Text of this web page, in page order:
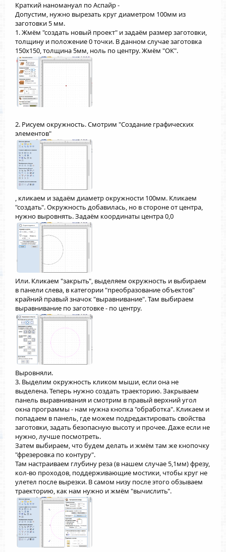
Краткий наномануал по Аспайр -
Допустим, нужно вырезать круг диаметром 100мм из
заготовки 5 мм.
1. Жмём "создать новый проект" и задаём размер заготовки,
толщину и положение 0 точки. В данном случае заготовка
150х150, толщина 5мм, ноль по центру. Жмём "ОК".
2. Рисуем окружность. Смотрим "Создание графических
элементов"
, кликаем и задаём диаметр окружности 100мм. Кликаем
"создать". Окружность добавилась, но в стороне от центра,
нужно выровнять. Задаём координаты центра 0,0
Или. Кликаем "закрыть", выделяем окружность и выбираем
в панели слева, в категории "преобразование объектов"
крайний правый значок "выравнивание". Там выбираем
выравнивание по заготовке - по центру.
Выровняли.
3. Выделим окружность кликом мыши, если она не
выделена. Теперь нужно создать траекторию. Закрываем
панель выравнивания и смотрим в правый верхний угол
окна программы - нам нужна кнопка "обработка". Кликаем и
попадаем в панель, где можем подредактировать свойства
заготовки, задать безопасную высоту и прочее. Даже если не
нужно, лучше посмотреть.
Затем выбираем, что будем делать и жмём там же кнопочку
"фрезеровка по контуру".
Там настраиваем глубину реза (в нашем случае 5,1мм) фрезу,
кол-во проходов, поддерживающие мостики, чтобы круг не
улетел после вырезки. В самом низу после этого обзываем
траекторию, как нам нужно и жмём "вычислить".